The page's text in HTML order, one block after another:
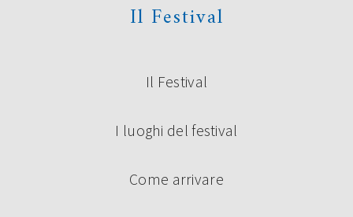
Il Festival
Il Festival
I luoghi del festival
Come arrivare